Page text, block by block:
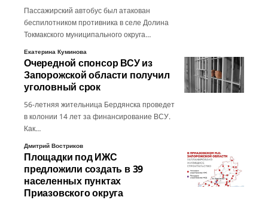
Пассажирский автобус был атакован
беспилотником противника в селе Долина
Токмакского муниципального округа…
Екатерина Куминова
Очередной спонсор ВСУ из
Запорожской области получил
уголовный срок
56-летняя жительница Бердянска проведет
в колонии 14 лет за финансирование ВСУ.
Как…
Дмитрий Востриков
Площадки под ИЖС
предложили создать в 39
населенных пунктах
Приазовского округа